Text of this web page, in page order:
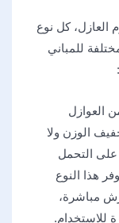
العازل، كل نوع
للمباني
العوازل
الوزن ولا
على التحمل
هذا النوع
مباشرة،
للاستخدام.